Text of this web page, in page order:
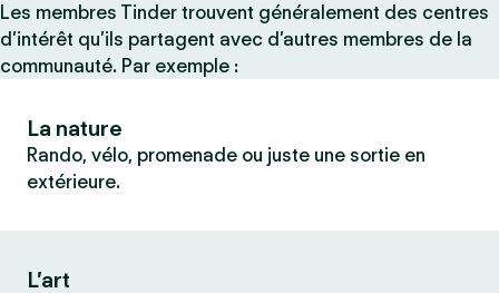
Les membres Tinder trouvent généralement des centres
d’intérêt qu’ils partagent avec d’autres membres de la
communauté. Par exemple :
La nature
Rando, vélo, promenade ou juste une sortie en
extérieure.
L’art